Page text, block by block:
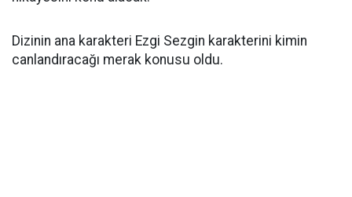
Dizinin ana karakteri Ezgi Sezgin karakterini kimin
canlandıracağı merak konusu oldu.